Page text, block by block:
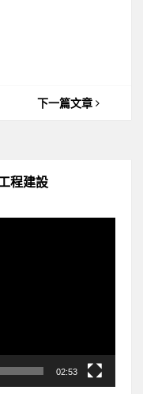
下一篇文章
程建設
02:53